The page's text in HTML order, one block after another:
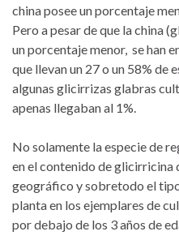
china posee un porcentaje
Pero a pesar de que la china
un porcentaje menor, se han
que llevan un 27 o un 58% de
algunas glicirrizas glabras
apenas llegaban al 1%.
No solamente la especie de
en el contenido de glicirricina
geográfico y sobretodo el
planta en los ejemplares de
por debajo de los 3 años de